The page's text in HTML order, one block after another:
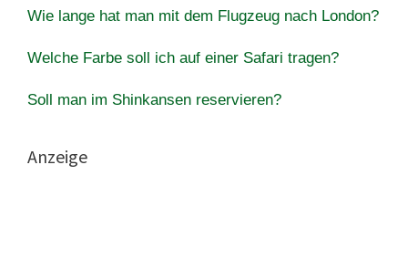
Wie lange hat man mit dem Flugzeug nach London?
Welche Farbe soll ich auf einer Safari tragen?
Soll man im Shinkansen reservieren?
Anzeige